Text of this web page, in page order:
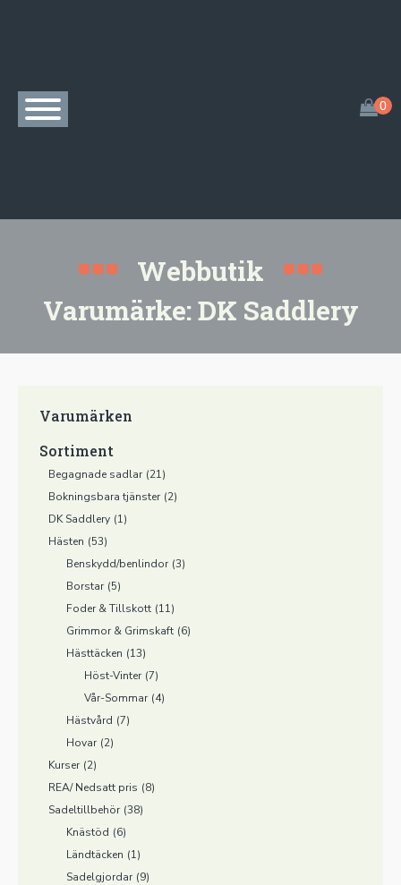
Webbutik
Varumärke:DK Saddlery
Varumärken
Sortiment
Begagnade sadlar (21)
Bokningsbara tjänster (2)
DK Saddlery (1)
Hästen (53)
Benskydd/benlindor (3)
Borstar (5)
Foder & Tillskott (11)
Grimmor & Grimskaft (6)
Hästtäcken (13)
Höst-Vinter (7)
Vår-Sommar (4)
Hästvård (7)
Hovar (2)
Kurser (2)
REA/ Nedsatt pris (8)
Sadeltillbehör (38)
Knästöd (6)
Ländtäcken (1)
Sadelgjordar (9)